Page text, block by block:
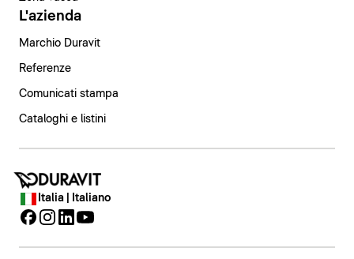
L'azienda
Marchio Duravit
Referenze
Comunicati stampa
Cataloghi e listini
Italia | Italiano